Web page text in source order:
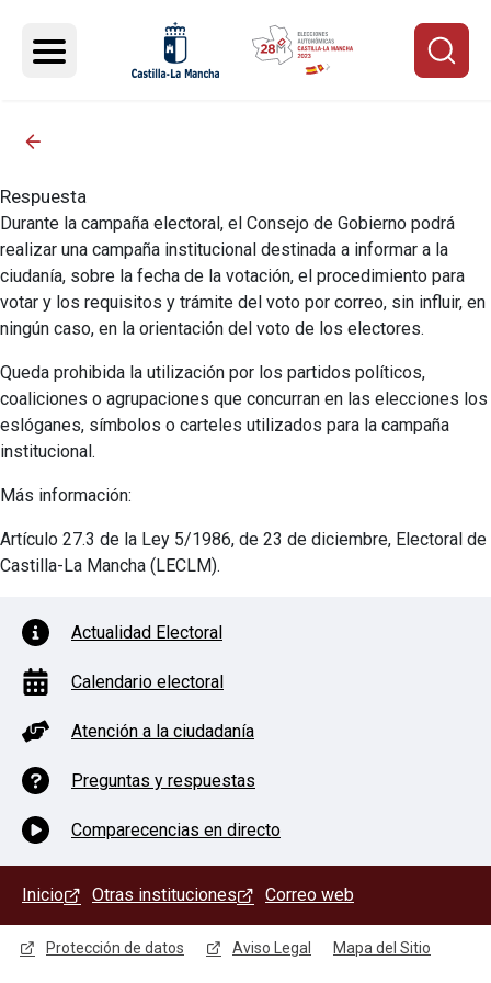
Respuesta
Durante la campaña electoral, el Consejo de Gobierno podrá
realizar una campaña institucional destinada a informar a la
ciudanía, sobre la fecha de la votación, el procedimiento para
votar y los requisitos y trámite del voto por correo, sin influir, en
ningún caso, en la orientación del voto de los electores.
Queda prohibida la utilización por los partidos políticos,
coaliciones o agrupaciones que concurran en las elecciones los
eslóganes, símbolos o carteles utilizados para la campaña
institucional.
Más información:
Artículo 27.3 de la Ley 5/1986, de 23 de diciembre, Electoral de
Castilla-La Mancha (LECLM).
PIE DE PÁGINA CON ICONOS
Actualidad Electoral
Calendario electoral
Atención a la ciudadanía
Preguntas y respuestas
Comparecencias en directo
MENÚ DEL PIE
Inicio Otras instituciones Correo web
MENÚ LEGAL
Protección de datos Aviso Legal Mapa del Sitio